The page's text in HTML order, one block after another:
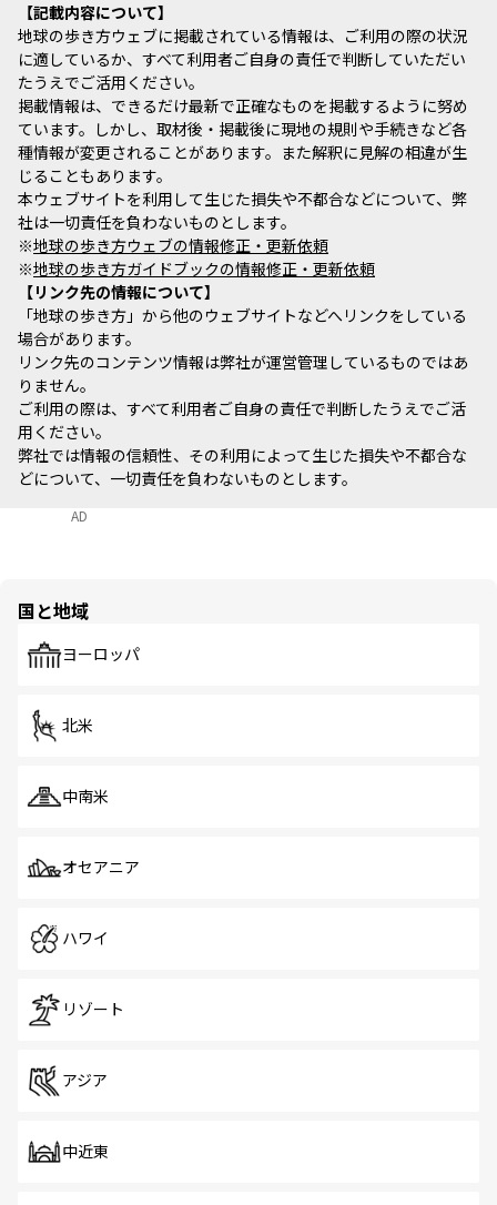
記載内容について
地球の歩き方ウェブに掲載されている情報は、ご利用の際の状況
に適しているか、すべて利用者ご自身の責任で判断していただい
たうえでご活用ください。
掲載情報は、できるだけ最新で正確なものを掲載するように努め
ています。しかし、取材後・掲載後に現地の規則や手続きなど各
種情報が変更されることがあります。また解釈に見解の相違が生
じることもあります。
本ウェブサイトを利用して生じた損失や不都合などについて、弊
社は一切責任を負わないものとします。
※地球の歩き方ウェブの情報修正・更新依頼
※地球の歩き方ガイドブックの情報修正・更新依頼
リンク先の情報について
「地球の歩き方」から他のウェブサイトなどへリンクをしている
場合があります。
リンク先のコンテンツ情報は弊社が運営管理しているものではあ
りません。
ご利用の際は、すべて利用者ご自身の責任で判断したうえでご活
用ください。
弊社では情報の信頼性、その利用によって生じた損失や不都合な
どについて、一切責任を負わないものとします。
AD
国と地域
ヨーロッパ
北米
中南米
オセアニア
ハワイ
リゾート
アジア
中近東